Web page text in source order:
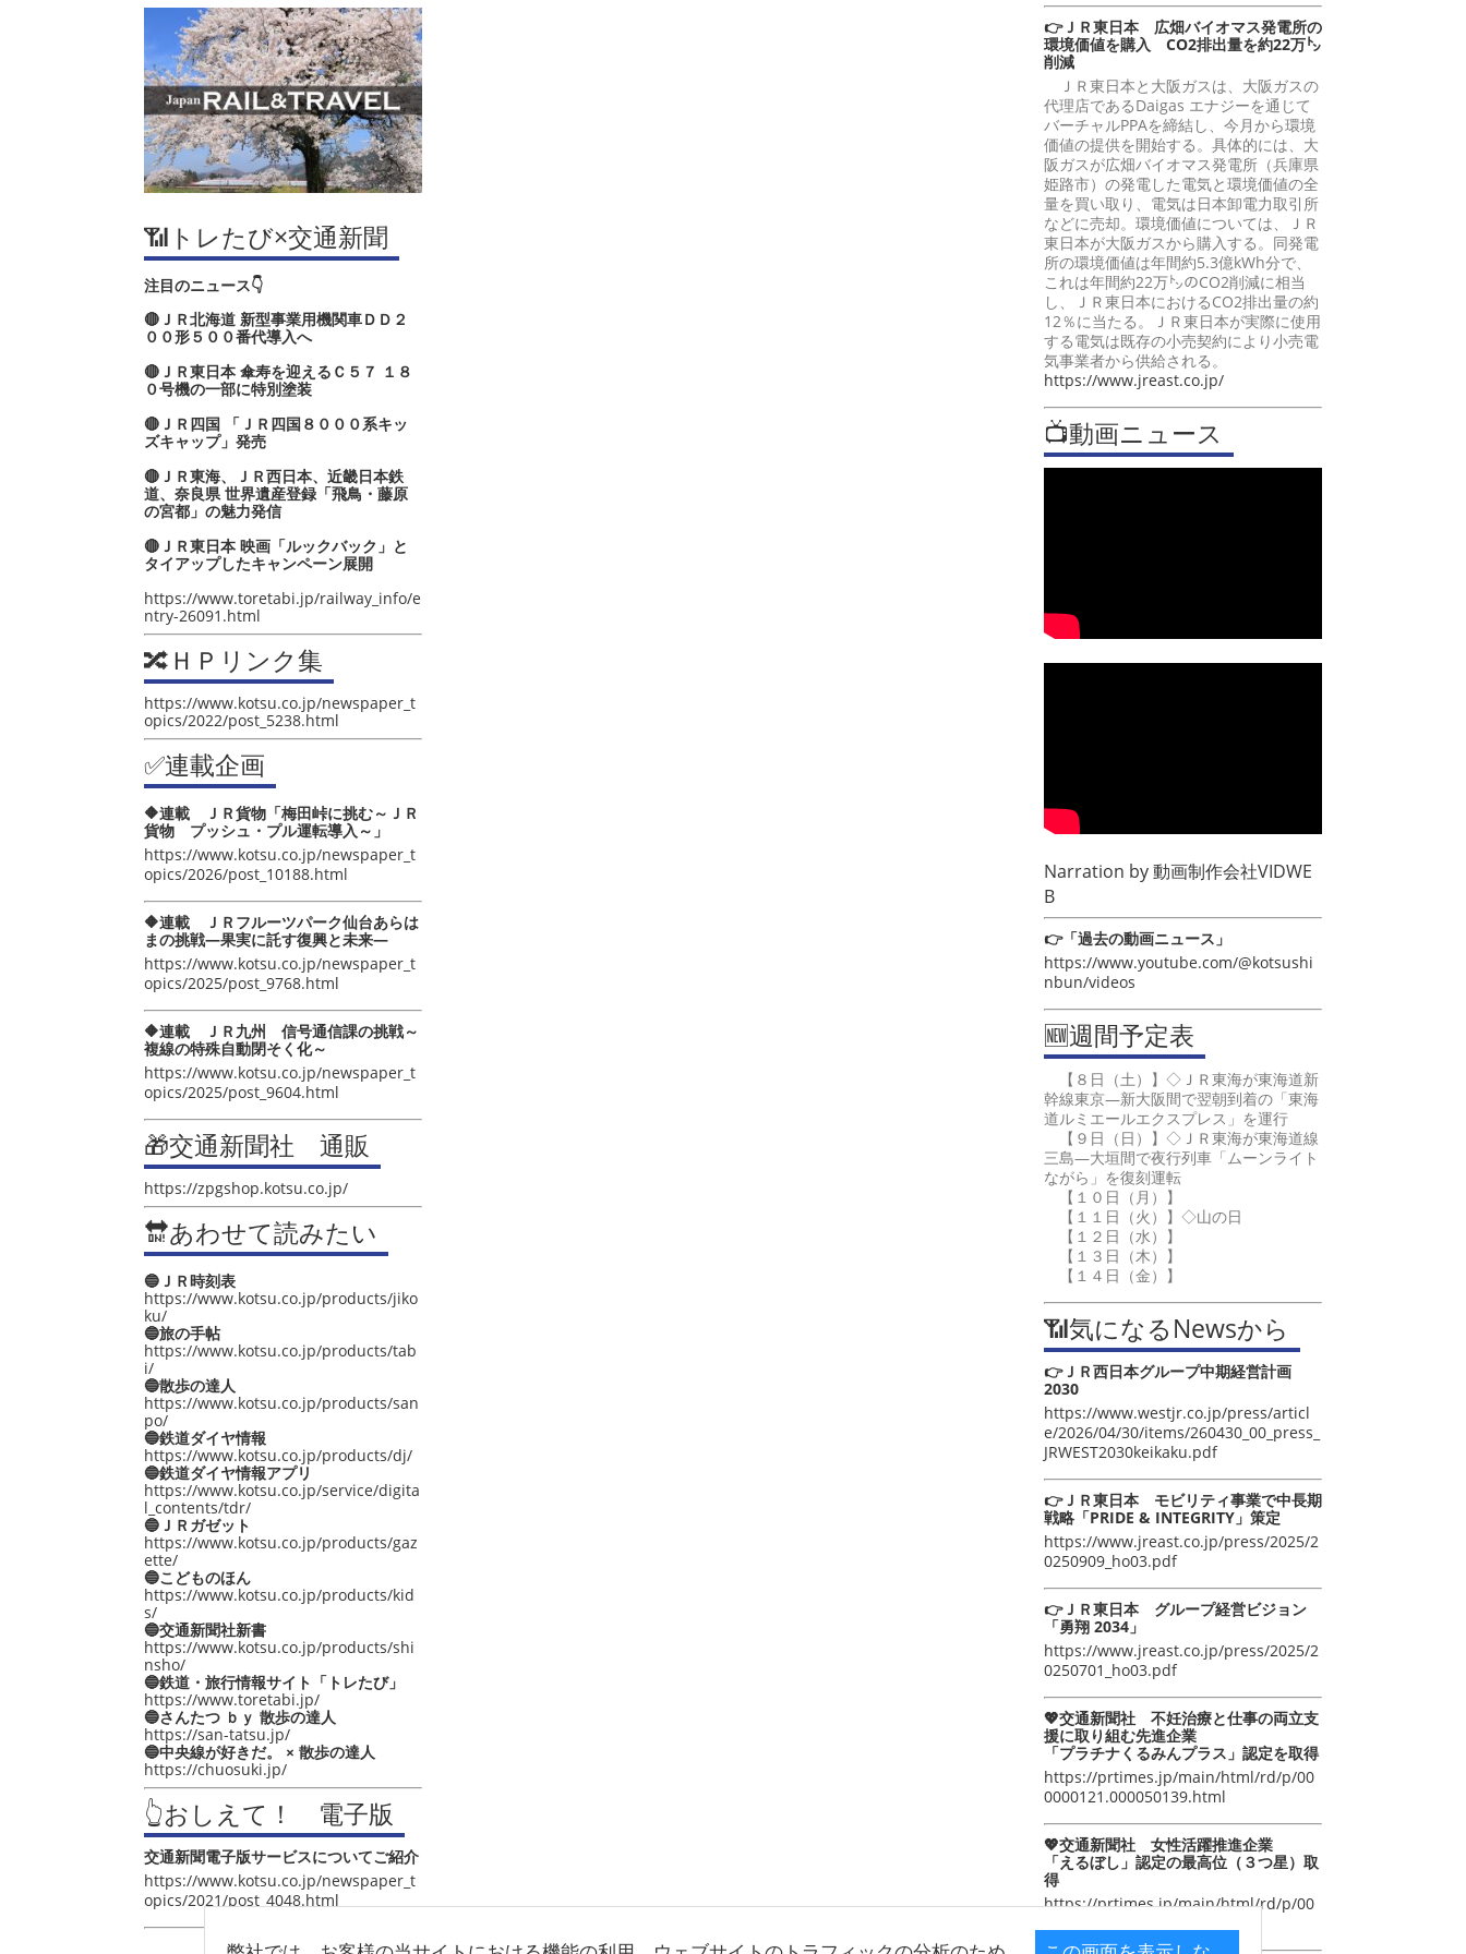
📶トレたび×交通新聞
注目のニュース👇
🔴ＪＲ北海道 新型事業用機関車ＤＤ２
００形５００番代導入へ
🔴ＪＲ東日本 傘寿を迎えるＣ５７ １８
０号機の一部に特別塗装
🔴ＪＲ四国 「ＪＲ四国８０００系キッ
ズキャップ」発売
🔴ＪＲ東海、ＪＲ西日本、近畿日本鉄
道、奈良県 世界遺産登録「飛鳥・藤原
の宮都」の魅力発信
🔴ＪＲ東日本 映画「ルックバック」と
タイアップしたキャンペーン展開
https://www.toretabi.jp/railway_info/e
ntry-26091.html
🔀ＨＰリンク集
https://www.kotsu.co.jp/newspaper_t
opics/2022/post_5238.html
✅連載企画
🔶連載 ＪＲ貨物「梅田峠に挑む～ＪＲ
貨物 プッシュ・プル運転導入～」
https://www.kotsu.co.jp/newspaper_t
opics/2026/post_10188.html
🔶連載 ＪＲフルーツパーク仙台あらは
まの挑戦―果実に託す復興と未来―
https://www.kotsu.co.jp/newspaper_t
opics/2025/post_9768.html
🔶連載 ＪＲ九州 信号通信課の挑戦～
複線の特殊自動閉そく化～
https://www.kotsu.co.jp/newspaper_t
opics/2025/post_9604.html
🎁交通新聞社 通販
https://zpgshop.kotsu.co.jp/
🔛あわせて読みたい
🔵ＪＲ時刻表
https://www.kotsu.co.jp/products/jiko
ku/
🔵旅の手帖
https://www.kotsu.co.jp/products/tab
i/
🔵散歩の達人
https://www.kotsu.co.jp/products/san
po/
🔵鉄道ダイヤ情報
https://www.kotsu.co.jp/products/dj/
🔵鉄道ダイヤ情報アプリ
https://www.kotsu.co.jp/service/digita
l_contents/tdr/
🔵ＪＲガゼット
https://www.kotsu.co.jp/products/gaz
ette/
🔵こどものほん
https://www.kotsu.co.jp/products/kid
s/
🔵交通新聞社新書
https://www.kotsu.co.jp/products/shi
nsho/
🔵鉄道・旅行情報サイト「トレたび」
https://www.toretabi.jp/
🔵さんたつ ｂｙ 散歩の達人
https://san-tatsu.jp/
🔵中央線が好きだ。 × 散歩の達人
https://chuosuki.jp/
👆おしえて！ 電子版
交通新聞電子版サービスについてご紹介
https://www.kotsu.co.jp/newspaper_t
opics/2021/post_4048.html
👉ＪＲ東日本 広畑バイオマス発電所の
環境価値を購入 CO2排出量を約22万㌧
削減
ＪＲ東日本と大阪ガスは、大阪ガスの
代理店であるDaigas エナジーを通じて
バーチャルPPAを締結し、今月から環境
価値の提供を開始する。具体的には、大
阪ガスが広畑バイオマス発電所（兵庫県
姫路市）の発電した電気と環境価値の全
量を買い取り、電気は日本卸電力取引所
などに売却。環境価値については、ＪＲ
東日本が大阪ガスから購入する。同発電
所の環境価値は年間約5.3億kWh分で、
これは年間約22万㌧のCO2削減に相当
し、ＪＲ東日本におけるCO2排出量の約
12％に当たる。ＪＲ東日本が実際に使用
する電気は既存の小売契約により小売電
気事業者から供給される。
https://www.jreast.co.jp/
📺動画ニュース
Narration by動画制作会社VIDWE
B
👉「過去の動画ニュース」
https://www.youtube.com/@kotsushi
nbun/videos
🆕週間予定表
【８日（土）】◇ＪＲ東海が東海道新
幹線東京―新大阪間で翌朝到着の「東海
道ルミエールエクスプレス」を運行
【９日（日）】◇ＪＲ東海が東海道線
三島―大垣間で夜行列車「ムーンライト
ながら」を復刻運転
【１０日（月）】
【１１日（火）】◇山の日
【１２日（水）】
【１３日（木）】
【１４日（金）】
📶気になるNewsから
👉ＪＲ西日本グループ中期経営計画
2030
https://www.westjr.co.jp/press/articl
e/2026/04/30/items/260430_00_press_
JRWEST2030keikaku.pdf
👉ＪＲ東日本 モビリティ事業で中長期
戦略「PRIDE & INTEGRITY」策定
https://www.jreast.co.jp/press/2025/2
0250909_ho03.pdf
👉ＪＲ東日本 グループ経営ビジョン
「勇翔 2034」
https://www.jreast.co.jp/press/2025/2
0250701_ho03.pdf
💖交通新聞社 不妊治療と仕事の両立支
援に取り組む先進企業
「プラチナくるみんプラス」認定を取得
https://prtimes.jp/main/html/rd/p/00
0000121.000050139.html
💖交通新聞社 女性活躍推進企業
「えるぼし」認定の最高位（３つ星）取
得
https://prtimes.jp/main/html/rd/p/00